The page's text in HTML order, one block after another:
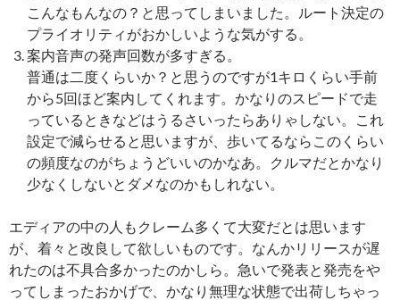
こんなもんなの？と思ってしまいました。ルート決定の
プライオリティがおかしいような気がする。
案内音声の発声回数が多すぎる。
普通は二度くらいか？と思うのですが1キロくらい手前
から5回ほど案内してくれます。かなりのスピードで走
っているときなどはうるさいったらありゃしない。これ
設定で減らせると思いますが、歩いてるならこのくらい
の頻度なのがちょうどいいのかなあ。クルマだとかなり
少なくしないとダメなのかもしれない。
エディアの中の人もクレーム多くて大変だとは思います
が、着々と改良して欲しいものです。なんかリリースが遅
れたのは不具合多かったのかしら。急いで発表と発売をや
ってしまったおかげで、かなり無理な状態で出荷しちゃっ